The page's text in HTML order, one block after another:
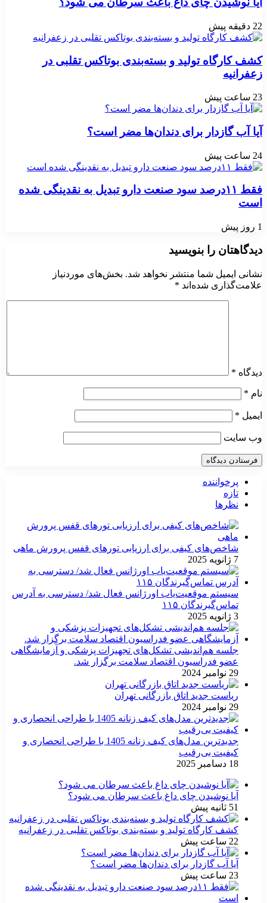
22 دقیقه پیش
کشف کارگاه تولید و بسته‌بندی بوتاکس تقلبی در
زعفرانیه
23 ساعت پیش
آیا آب گازدار برای دندان‌ها مضر است؟
24 ساعت پیش
فقط ۱۱‌درصد سود صنعت دارو تبدیل به نقدینگی شده
است
1 روز پیش
دیدگاهتان را بنویسید
نشانی ایمیل شما منتشر نخواهد شد. بخش‌های موردنیاز
علامت‌گذاری شده‌اند *
دیدگاه *
نام *
ایمیل *
وب‌ سایت
پرخواننده
تازه
نظرها
شاخص‌های کیفی برای ارزیابی تورهای قفس پرورش ماهی
7 ژانویه 2025
سیستم موقعیت‌یاب اورژانس فعال شد/ دسترسی به آدرس
تماس‌گیرندگان ۱۱۵
3 ژانویه 2025
جلسه هم‌اندیشی تشکل‌های تجهیزات پزشکی و آزمایشگاهی
عضو فدراسیون اقتصاد سلامت برگزار شد.
29 نوامبر 2024
ریاست جدید اتاق بازرگانی تهران
29 نوامبر 2024
جدیدترین مدل‌های کیف زنانه 1405 با طراحی انحصاری و
کیفیت بی‌رقیب
18 دسامبر 2025
آیا نوشیدن چای داغ باعث سرطان می شود؟
51 ثانیه پیش
کشف کارگاه تولید و بسته‌بندی بوتاکس تقلبی در زعفرانیه
22 ساعت پیش
آیا آب گازدار برای دندان‌ها مضر است؟
23 ساعت پیش